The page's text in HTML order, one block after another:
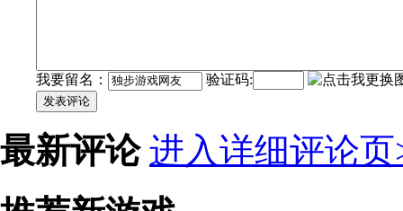
我要留名： 验证码:
发表评论
最新评论 进入详细评论页